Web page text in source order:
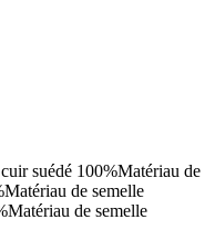
suédé 100%Matériau de
de semelle
de semelle